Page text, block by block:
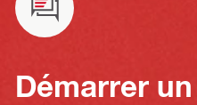
Démarrer